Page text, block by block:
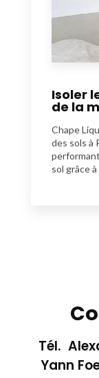
Isoler
de la
Chape
des sols à
sol grâce à
Tél.
Yann